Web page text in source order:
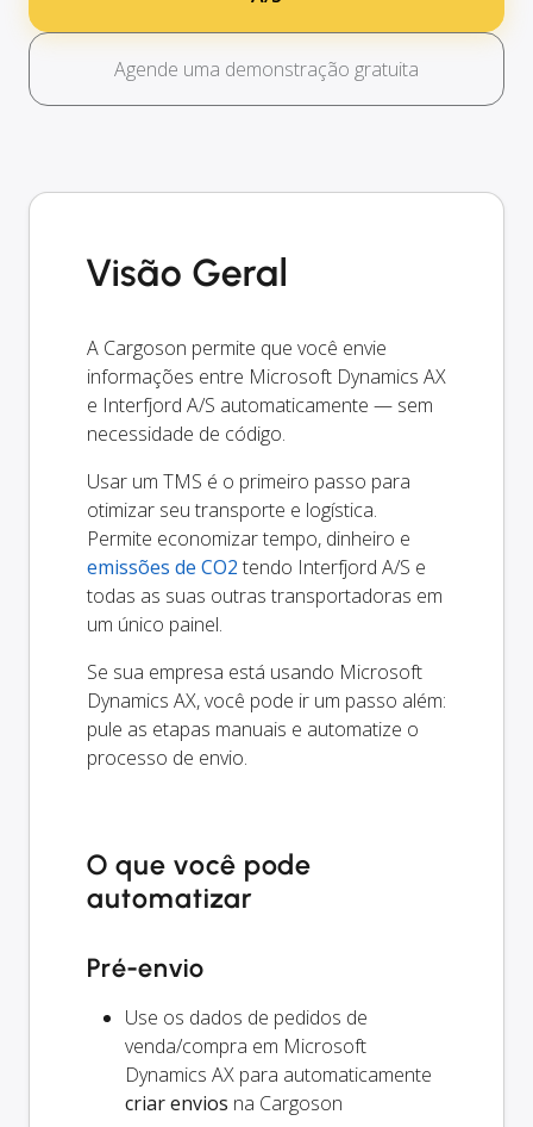
Agende uma demonstração gratuita
Visão Geral
A Cargoson permite que você envie
informações entre Microsoft Dynamics AX
e Interfjord A/S automaticamente — sem
necessidade de código.
Usar um TMS é o primeiro passo para
otimizar seu transporte e logística.
Permite economizar tempo, dinheiro e
emissões de CO2 tendo Interfjord A/S e
todas as suas outras transportadoras em
um único painel.
Se sua empresa está usando Microsoft
Dynamics AX, você pode ir um passo além:
pule as etapas manuais e automatize o
processo de envio.
O que você pode
automatizar
Pré-envio
Use os dados de pedidos de
venda/compra em Microsoft
Dynamics AX para automaticamente
criar envios na Cargoson